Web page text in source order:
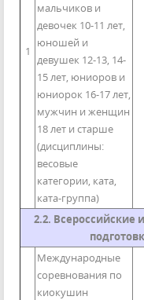
1
мальчиков и
девочек 10-11 лет,
юношей и
девушек 12-13, 14-
15 лет, юниоров и
юниорок 16-17 лет,
мужчин и женщин
18 лет и старше
(дисциплины:
весовые
категории, ката,
ката-группа)
2.2.
Международные
соревнования по
киокушин